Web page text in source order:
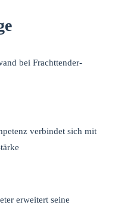
bei Frachttender-
verbindet sich mit
erweitert seine